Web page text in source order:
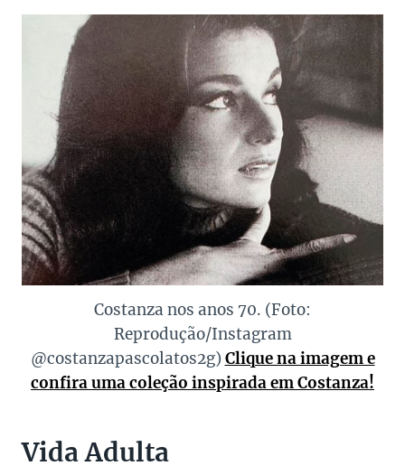
Costanza nos anos 70. (Foto:
Reprodução/Instagram
@costanzapascolatos2g)Clique na imagem e
confira uma coleção inspirada em Costanza!
Vida Adulta